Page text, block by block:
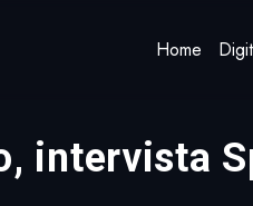
Home
intervista